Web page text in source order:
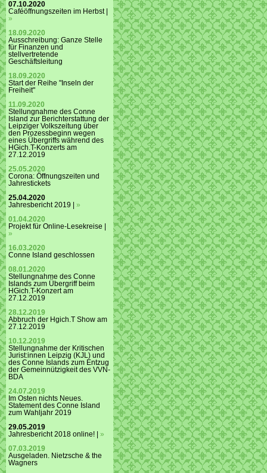
07.10.2020
Caféöffnungszeiten im Herbst |
»
18.09.2020
Ausschreibung: Ganze Stelle
für Finanzen und
stellvertretende
Geschäftsleitung
18.09.2020
Start der Reihe "Inseln der
Freiheit"
11.09.2020
Stellungnahme des Conne
Island zur Berichterstattung der
Leipziger Volkszeitung über
den Prozessbeginn wegen
eines Übergriffs während des
HGich.T-Konzerts am
27.12.2019
25.05.2020
Corona: Öffnungszeiten und
Jahrestickets
25.04.2020
Jahresbericht 2019 | »
01.04.2020
Projekt für Online-Lesekreise |
»
16.03.2020
Conne Island geschlossen
08.01.2020
Stellungnahme des Conne
Islands zum Übergriff beim
HGich.T-Konzert am
27.12.2019
28.12.2019
Abbruch der Hgich.T Show am
27.12.2019
10.12.2019
Stellungnahme der Kritischen
Jurist:innen Leipzig (KJL) und
des Conne Islands zum Entzug
der Gemeinnützigkeit des VVN-
BDA
24.07.2019
Im Osten nichts Neues.
Statement des Conne Island
zum Wahljahr 2019
29.05.2019
Jahresbericht 2018 online! | »
07.03.2019
Ausgeladen. Nietzsche & the
Wagners